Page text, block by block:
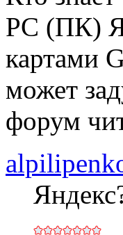
PC (ПК)
картами
может
форум